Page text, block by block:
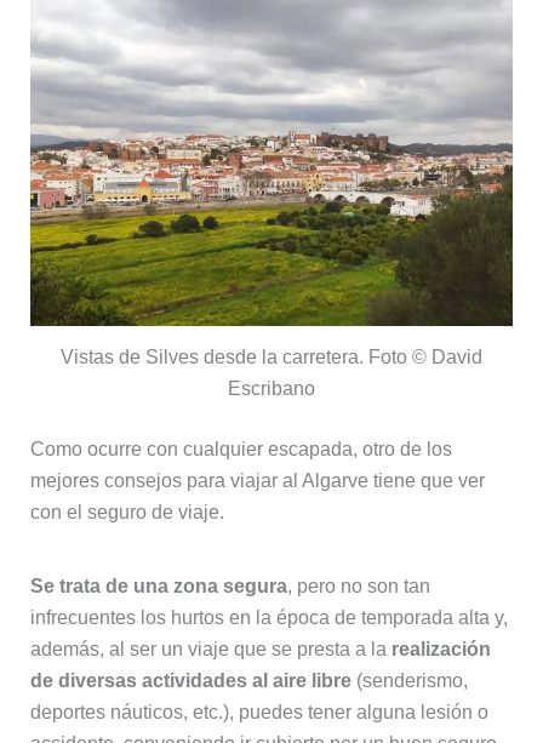
Vistas de Silves desde la carretera. Foto © David
Escribano
Como ocurre con cualquier escapada, otro de los
mejores consejos para viajar al Algarve tiene que ver
con el seguro de viaje.
Se trata de una zona segura, pero no son tan
infrecuentes los hurtos en la época de temporada alta y,
además, al ser un viaje que se presta a la realización
de diversas actividades al aire libre(senderismo,
deportes náuticos, etc.), puedes tener alguna lesión o